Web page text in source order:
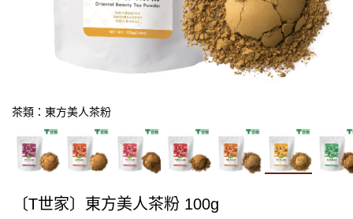
茶類：東方美人茶粉
〔T世家〕東方美人茶粉 100g